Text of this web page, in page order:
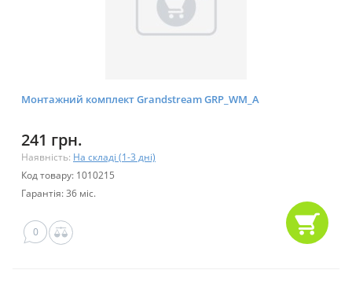
Монтажний комплект Grandstream GRP_WM_A
241 грн.
Наявність: На складі (1-3 дні)
Код товару: 1010215
Гарантія: 36 міс.
0